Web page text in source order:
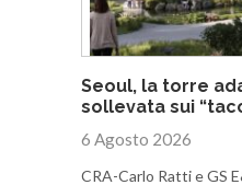
Seoul, la torre
sollevata sui
6 Agosto 2026
CRA-Carlo Ratti e GS